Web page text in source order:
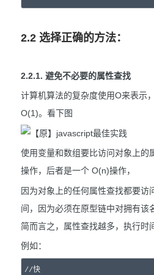
2.2 选择正确的方法：
2.2.1. 避免不必要的属性查找
计算机算法的复杂度使用O来表示
O(1)。看下图
使用变量和数组要比访问对象上的
操作，后者是一个 O(n)操作，
因为对象上的任何属性查找都要访
间，因为必须在原型链中对拥有该
简而言之，属性查找越多，执行时
例如：
//快